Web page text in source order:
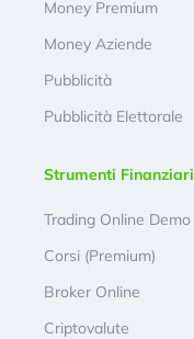
Money Premium
Money Aziende
Pubblicità
Pubblicità Elettorale
Strumenti Finanziari
Trading Online Demo
Corsi (Premium)
Broker Online
Criptovalute